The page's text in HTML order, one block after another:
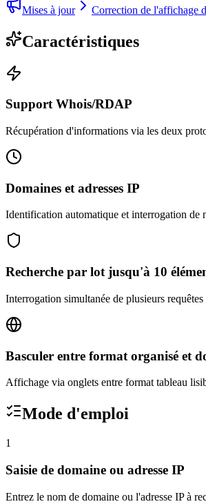
Mises à jour Correction de l'affichage
Caractéristiques
Support Whois/RDAP
Récupération d'informations via les deux
Domaines et adresses IP
Identification automatique et interrogation de
Recherche par lot jusqu'à 10
Interrogation simultanée de plusieurs
Basculer entre format organisé et
Affichage via onglets entre format tableau
Mode d'emploi
1
Saisie de domaine ou adresse IP
Entrez le nom de domaine ou l'adresse IP à